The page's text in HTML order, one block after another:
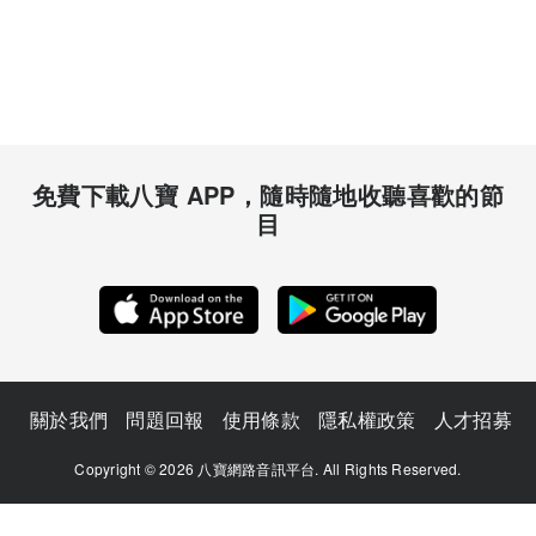
免費下載八寶 APP，隨時隨地收聽喜歡的節
目
關於我們 問題回報 使用條款 隱私權政策 人才招募
Copyright © 2026 八寶網路音訊平台. All Rights Reserved.